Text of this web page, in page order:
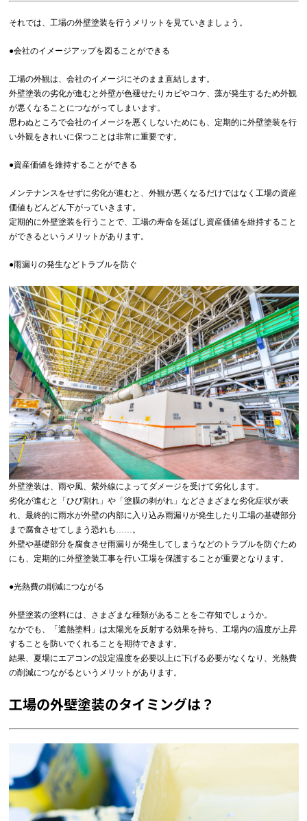
それでは、工場の外壁塗装を行うメリットを見ていきましょう。
●会社のイメージアップを図ることができる
工場の外観は、会社のイメージにそのまま直結します。
外壁塗装の劣化が進むと外壁が色褪せたりカビやコケ、藻が発生するため外観
が悪くなることにつながってしまいます。
思わぬところで会社のイメージを悪くしないためにも、定期的に外壁塗装を行
い外観をきれいに保つことは非常に重要です。
●資産価値を維持することができる
メンテナンスをせずに劣化が進むと、外観が悪くなるだけではなく工場の資産
価値もどんどん下がっていきます。
定期的に外壁塗装を行うことで、工場の寿命を延ばし資産価値を維持すること
ができるというメリットがあります。
●雨漏りの発生などトラブルを防ぐ
外壁塗装は、雨や風、紫外線によってダメージを受けて劣化します。
劣化が進むと「ひび割れ」や「塗膜の剥がれ」などさまざまな劣化症状が表
れ、最終的に雨水が外壁の内部に入り込み雨漏りが発生したり工場の基礎部分
まで腐食させてしまう恐れも……。
外壁や基礎部分を腐食させ雨漏りが発生してしまうなどのトラブルを防ぐため
にも、定期的に外壁塗装工事を行い工場を保護することが重要となります。
●光熱費の削減につながる
外壁塗装の塗料には、さまざまな種類があることをご存知でしょうか。
なかでも、「遮熱塗料」は太陽光を反射する効果を持ち、工場内の温度が上昇
することを防いでくれることを期待できます。
結果、夏場にエアコンの設定温度を必要以上に下げる必要がなくなり、光熱費
の削減につながるというメリットがあります。
工場の外壁塗装のタイミングは？